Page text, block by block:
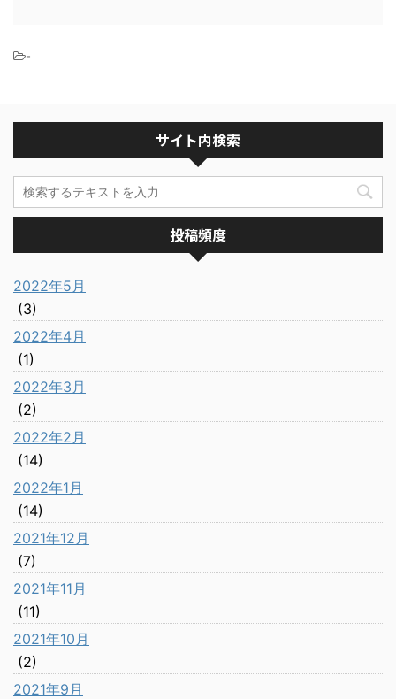
-
サイト内検索
投稿頻度
2022年5月
(3)
2022年4月
(1)
2022年3月
(2)
2022年2月
(14)
2022年1月
(14)
2021年12月
(7)
2021年11月
(11)
2021年10月
(2)
2021年9月